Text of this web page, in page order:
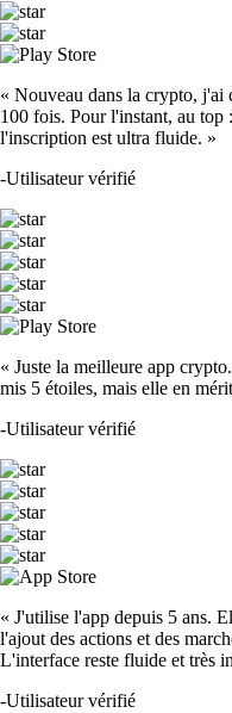
« Nouveau dans la crypto, j'ai
100 fois. Pour l'instant, au top
l'inscription est ultra fluide. »
-Utilisateur vérifié
« Juste la meilleure app
mis 5 étoiles, mais elle en
-Utilisateur vérifié
« J'utilise l'app depuis 5 ans.
l'ajout des actions et des
L'interface reste fluide et très
-Utilisateur vérifié